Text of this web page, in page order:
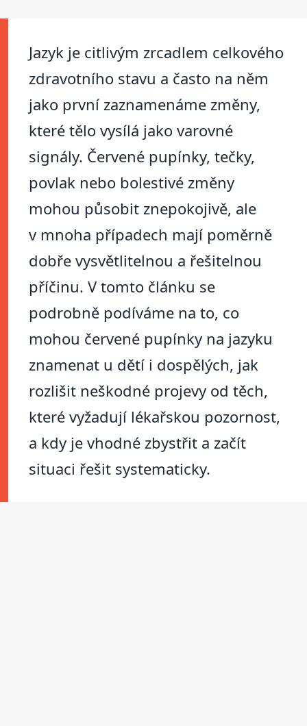
Jazyk je citlivým zrcadlem celkového
zdravotního stavu a často na něm
jako první zaznamenáme změny,
které tělo vysílá jako varovné
signály. Červené pupínky, tečky,
povlak nebo bolestivé změny
mohou působit znepokojivě, ale
v mnoha případech mají poměrně
dobře vysvětlitelnou a řešitelnou
příčinu. V tomto článku se
podrobně podíváme na to, co
mohou červené pupínky na jazyku
znamenat u dětí i dospělých, jak
rozlišit neškodné projevy od těch,
které vyžadují lékařskou pozornost,
a kdy je vhodné zbystřit a začít
situaci řešit systematicky.